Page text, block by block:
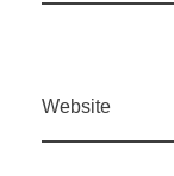
Website